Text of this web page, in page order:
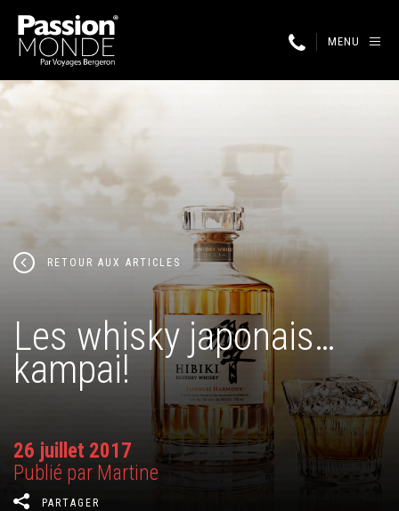
MENU
RETOUR AUX ARTICLES
Les whisky japonais…
kampai!
26 juillet 2017
Publié par Martine
PARTAGER